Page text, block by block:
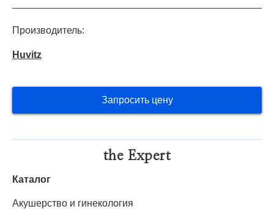
Производитель:
Huvitz
Запросить цену
the Expert
Каталог
Акушерство и гинекология